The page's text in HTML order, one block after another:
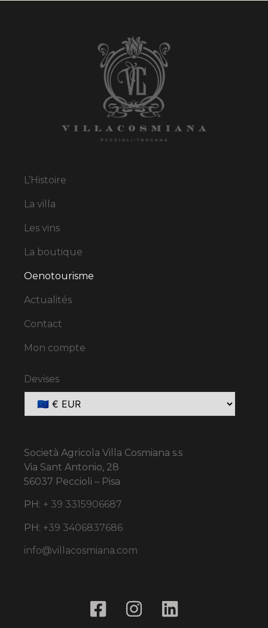
L’Histoire
La villa
Les vins
La boutique
Oenotourisme
Actualités
Contact
Mon compte
Devises
Società Agricola Villa Cosmiana s.s
Via Sant Antonio, 28
56037 Peccioli – Pisa
PH: + 39 3315906687
PH: +39 3406837686
info@villacosmiana.com